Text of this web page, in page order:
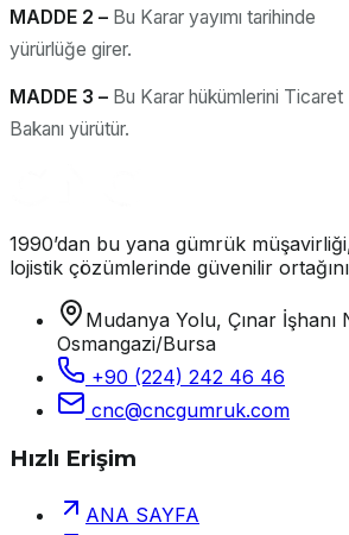
MADDE 2 – Bu Karar yayımı tarihinde
yürürlüğe girer.
MADDE 3 – Bu Karar hükümlerini Ticaret
Bakanı yürütür.
1990’dan bu yana gümrük
lojistik çözümlerinde güvenilir
Mudanya Yolu, Çınar İşhanı
Osmangazi/Bursa
+90 (224) 242 46 46
cnc@cncgumruk.com
Hızlı Erişim
ANA SAYFA